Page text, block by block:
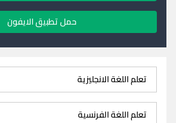
حمل تطبيق الايفون
تعلم اللغة الانجليزية
تعلم اللغة الفرنسية